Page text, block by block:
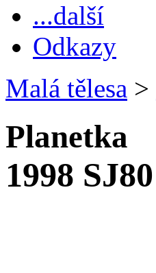
...další
Odkazy
Malá tělesa >
Planetka
1998 SJ80